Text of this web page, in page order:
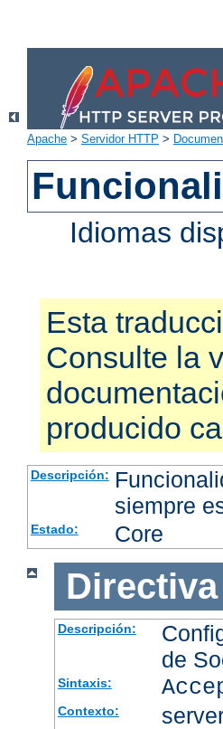
Apache > Servidor HTTP >
Idiomas
Esta
Consulte la
producido
Descripción:
siempre
Estado: Core
Directiva
Descripción:
de
Sintaxis:
Contexto: